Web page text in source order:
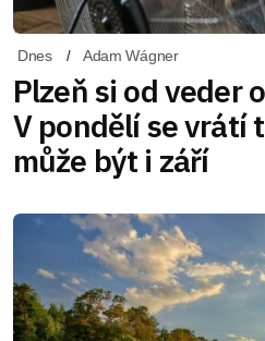
Dnes Adam Wágner
Plzeň si od veder
V pondělí se vrátí
může být i září